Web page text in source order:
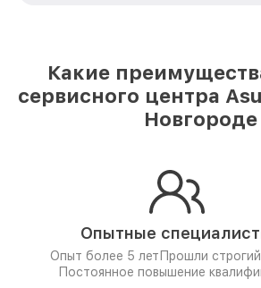
Какие
сервисного центра
Новгороде
Опытные
Опыт более 5 лет Прошли
Постоянное повышение